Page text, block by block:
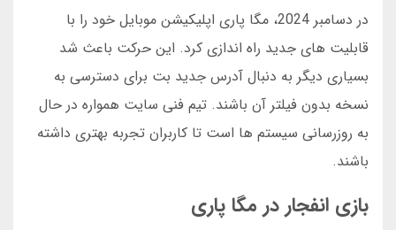
در دسامبر 2024، مگا پاری اپلیکیشن موبایل خود را با
قابلیت های جدید راه اندازی کرد. این حرکت باعث شد
بسیاری دیگر به دنبال آدرس جدید بت برای دسترسی به
نسخه بدون فیلتر آن باشند. تیم فنی سایت همواره در حال
به روزرسانی سیستم ها است تا کاربران تجربه بهتری داشته
باشند.
بازی انفجار در مگا پاری